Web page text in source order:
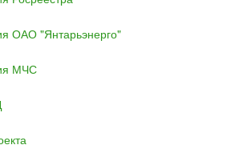
ОАО "Янтарьэнерго"
МЧС